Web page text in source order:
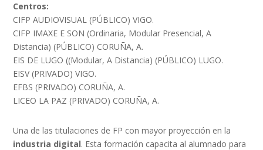
Centros:
CIFP AUDIOVISUAL (PÚBLICO) VIGO.
CIFP IMAXE E SON (Ordinaria, Modular Presencial, A
Distancia) (PÚBLICO) CORUÑA, A.
EIS DE LUGO ((Modular, A Distancia) (PÚBLICO) LUGO.
EISV (PRIVADO) VIGO.
EFBS (PRIVADO) CORUÑA, A.
LICEO LA PAZ (PRIVADO) CORUÑA, A.
Una de las titulaciones de FP con mayor proyección en la
industria digital. Esta formación capacita al alumnado para